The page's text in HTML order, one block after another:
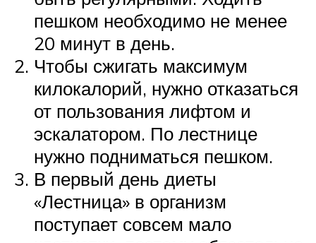
пешком необходимо не менее
20 минут в день.
Чтобы сжигать максимум
килокалорий, нужно отказаться
от пользования лифтом и
эскалатором. По лестнице
нужно подниматься пешком.
В первый день диеты
«Лестница» в организм
поступает совсем мало